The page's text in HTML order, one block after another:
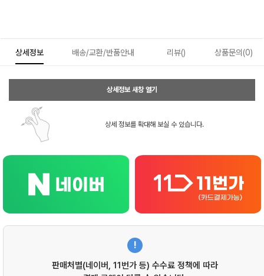
상세정보 배송/교환/반품안내 리뷰() 상품문의(0)
상세정보 새창 열기
상세 정보를 확대해 보실 수 있습니다.
!
판매처별(네이버, 11번가 등) 수수료 정책에 따라